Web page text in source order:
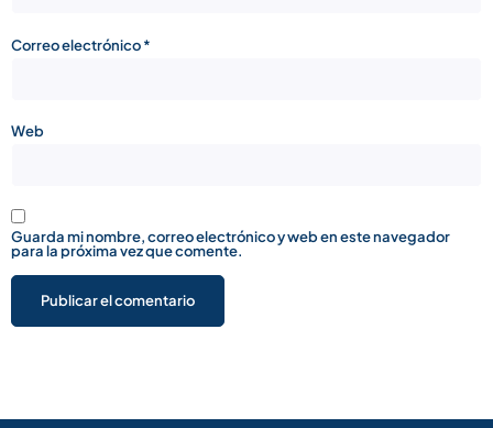
Correo electrónico*
Web
Guarda mi nombre, correo electrónico y web en este navegador
para la próxima vez que comente.